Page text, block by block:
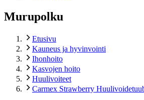
Murupolku
Etusivu
Kauneus ja hyvinvointi
Ihonhoito
Kasvojen hoito
Huulivoiteet
Carmex Strawberry